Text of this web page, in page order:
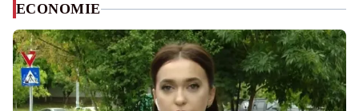
ECONOMIE